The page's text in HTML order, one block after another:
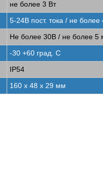
не более 3 Вт
5-24В пост. тока / не более
Не более 30В / не более 5
-30 +60 град. С
IP54
160 х 48 х 29 мм